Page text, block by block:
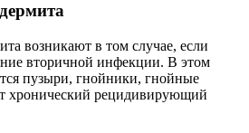
возникают в том случае, если
вторичной инфекции. В этом
пузыри, гнойники, гнойные
хронический рецидивирующий